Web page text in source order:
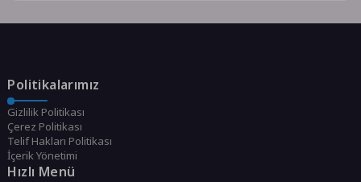
Politikalarımız
Gizlilik Politikası
Çerez Politikası
Telif Hakları Politikası
İçerik Yönetimi
Hızlı Menü